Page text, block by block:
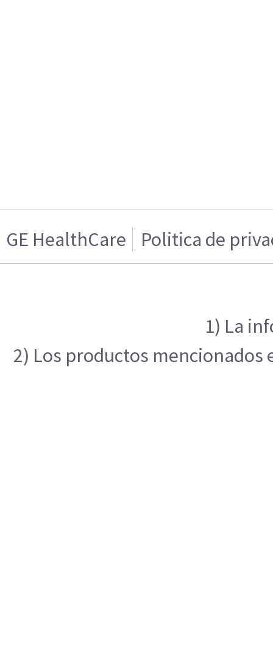
GE HealthCare Politica de
1) La
2) Los productos